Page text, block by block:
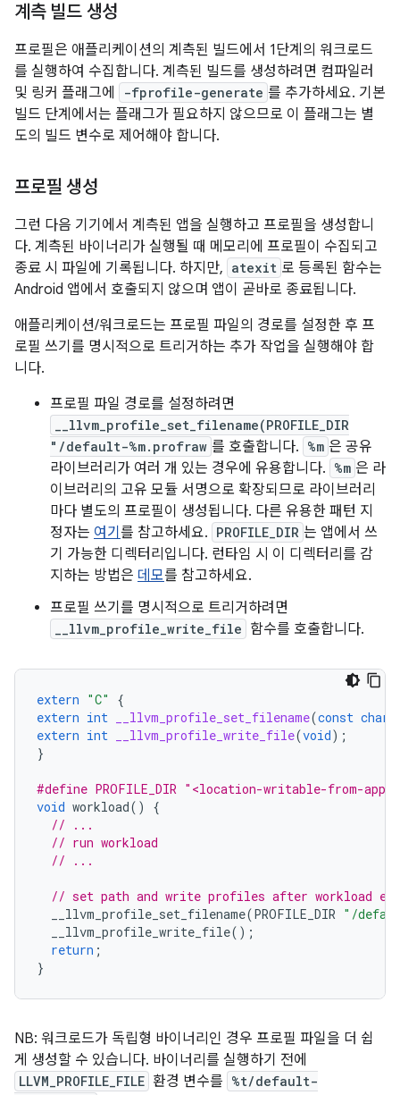
계측 빌드 생성
프로필은 애플리케이션의 계측된 빌드에서 1단계의 워크로드
를 실행하여 수집합니다. 계측된 빌드를 생성하려면 컴파일러
및 링커 플래그에
-fprofile-generate 를 추가하세요. 기본
빌드 단계에서는 플래그가 필요하지 않으므로 이 플래그는 별
도의 빌드 변수로 제어해야 합니다.
프로필 생성
그런 다음 기기에서 계측된 앱을 실행하고 프로필을 생성합니
다. 계측된 바이너리가 실행될 때 메모리에 프로필이 수집되고
종료 시 파일에 기록됩니다. 하지만, atexit 로 등록된 함수는
Android 앱에서 호출되지 않으며 앱이 곧바로 종료됩니다.
애플리케이션/워크로드는 프로필 파일의 경로를 설정한 후 프
로필 쓰기를 명시적으로 트리거하는 추가 작업을 실행해야 합
니다.
프로필 파일 경로를 설정하려면
__llvm_profile_set_filename(PROFILE_DIR
"/default-%m.profraw 를 호출합니다. %m 은 공유
라이브러리가 여러 개 있는 경우에 유용합니다. %m 은 라
이브러리의 고유 모듈 서명으로 확장되므로 라이브러리
마다 별도의 프로필이 생성됩니다. 다른 유용한 패턴 지
정자는 여기 를 참고하세요. PROFILE_DIR 는 앱에서 쓰
기 가능한 디렉터리입니다. 런타임 시 이 디렉터리를 감
지하는 방법은 데모를 참고하세요.
프로필 쓰기를 명시적으로 트리거하려면
__llvm_profile_write_file 함수를 호출합니다.
extern "C"
{
extern int __llvm_profile_set_filename(const char
extern int __llvm_profile_write_file(void);
}
#define PROFILE_DIR "<location-writable-from-app>"
void workload()
{
// ...
// run workload
// ...
// set path and write profiles after workload
__llvm_profile_set_filename(PROFILE_DIR "/
__llvm_profile_write_file();
return ;
}
NB: 워크로드가 독립형 바이너리인 경우 프로필 파일을 더 쉽
게 생성할 수 있습니다. 바이너리를 실행하기 전에
LLVM_PROFILE_FILE 환경 변수를 %t/default-